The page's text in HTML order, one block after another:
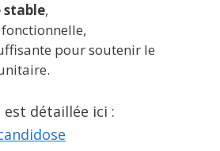
stable,
pour soutenir le
détaillée ici :